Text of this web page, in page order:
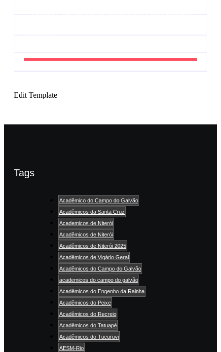
Edit Template
Tags
Acadêmico do Campo do Galvão
Acadêmicos da Santa Cruz
Academicos de Niterói
Acadêmicos de Niterói
Acadêmicos de Niterói 2025
Acadêmicos de Vigário Geral
Acadêmicos do Campo do Galvão
academicos do campo do galvão
Acadêmicos do Engenho da Rainha
Acadêmicos do Peixe
Acadêmicos do Recreio
Acadêmicos do Tatuapé
Acadêmicos do Tucuruvi
AESM-Rio